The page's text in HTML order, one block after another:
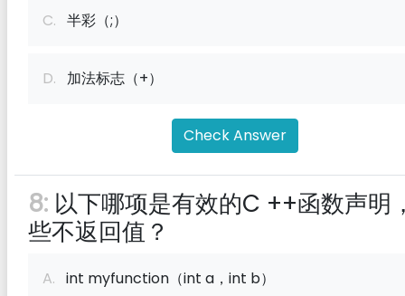
C. 半彩（;）
D. 加法标志（+）
Check Answer
8: 以下哪项是有效的C ++函数声明
些不返回值？
A. int myfunction（int a，int b）